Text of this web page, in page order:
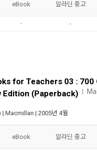
eBook 알라딘 중고
- -
for Teachers 03 : 700
Edition (Paperback)
| Macmillan | 2005년 4월
eBook 알라딘 중고